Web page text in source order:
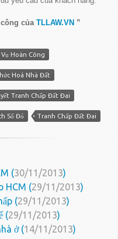
của TLLAW.VN ”
Vụ Hoàn Công
Hoá Nhà Đất
Tranh Chấp Đất Đai
Sổ Đỏ Tranh Chấp Đất Đai
(30/11/2013)
HCM (29/11/2013)
(29/11/2013)
(29/11/2013)
ở (14/11/2013)